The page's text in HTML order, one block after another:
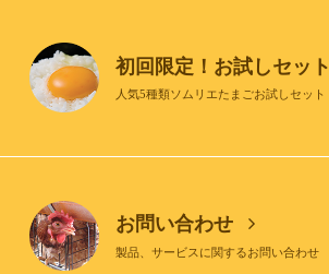
初回限定！お試しセット
人気5種類ソムリエたまごお試しセット
お問い合わせ
製品、サービスに関するお問い合わせ